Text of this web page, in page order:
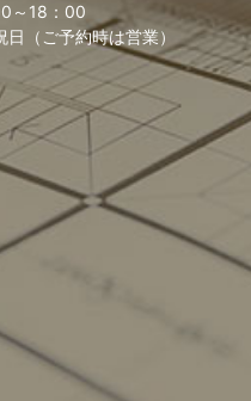
～18：00
（ご予約時は営業）